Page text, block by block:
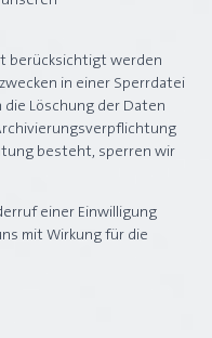
berücksichtigt werden
in einer Sperrdatei
Löschung der Daten
besteht, sperren wir
einer Einwilligung
mit Wirkung für die